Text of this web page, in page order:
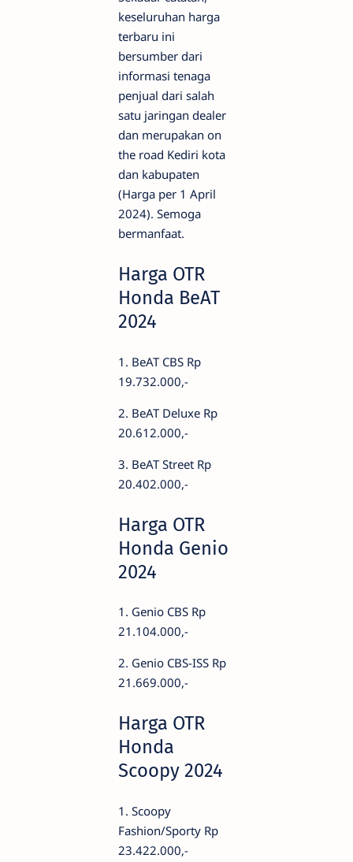
keseluruhan harga
terbaru ini
bersumber dari
informasi tenaga
penjual dari salah
satu jaringan dealer
dan merupakan on
the road Kediri kota
dan kabupaten
(Harga per 1 April
2024). Semoga
bermanfaat.
Harga OTR
Honda BeAT
2024
1. BeAT CBS Rp
19.732.000,-
2. BeAT Deluxe Rp
20.612.000,-
3. BeAT Street Rp
20.402.000,-
Harga OTR
Honda Genio
2024
1. Genio CBS Rp
21.104.000,-
2. Genio CBS-ISS Rp
21.669.000,-
Harga OTR
Honda
Scoopy 2024
1. Scoopy
Fashion/Sporty Rp
23.422.000,-